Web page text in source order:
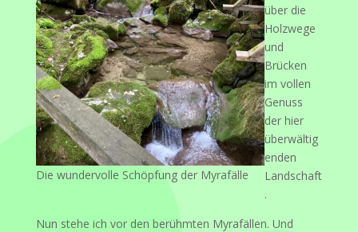
Die wundervolle Schöpfung der Myrafälle
über die
Holzwege
und
Brücken
im vollen
Genuss
der hier
überwältig
enden
Landschaft
.
Nun stehe ich vor den berühmten Myrafällen. Und